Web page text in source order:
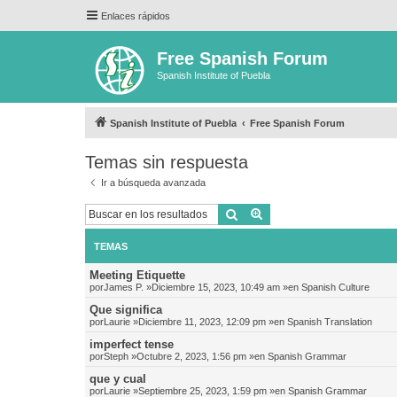
Enlaces rápidos
Free Spanish Forum
Spanish Institute of Puebla
Spanish Institute of Puebla Free Spanish Forum
Temas sin respuesta
Ir a búsqueda avanzada
Buscar
TEMAS
Meeting Etiquette
porJames P. »Diciembre 15, 2023, 10:49 am »en Spanish Culture
Que significa
porLaurie »Diciembre 11, 2023, 12:09 pm »en Spanish Translation
imperfect tense
porSteph »Octubre 2, 2023, 1:56 pm »en Spanish Grammar
que y cual
porLaurie »Septiembre 25, 2023, 1:59 pm »en Spanish Grammar